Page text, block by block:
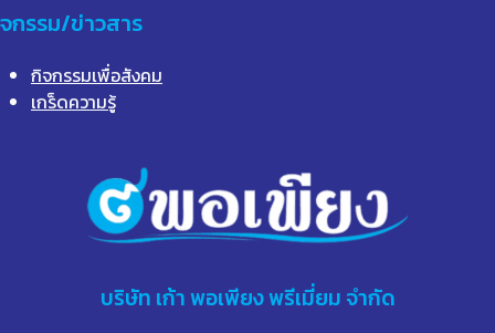
กรรม/ข่าวสาร
กิจกรรมเพื่อสังคม
เกร็ดความรู้
บริษัท เก้าพอเพียง พรีเมี่ยม จำกัด